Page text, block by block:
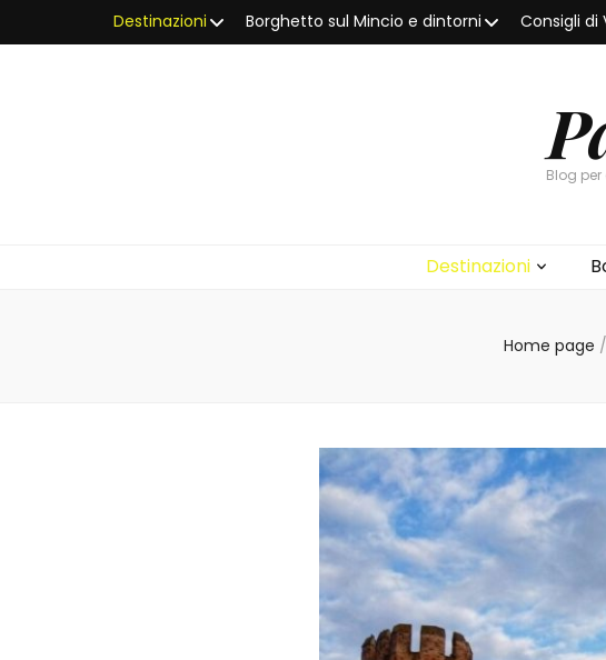
Destinazioni Borghetto sul Mincio e dintorni Consigli di
Blog
Destinazioni
Home page /